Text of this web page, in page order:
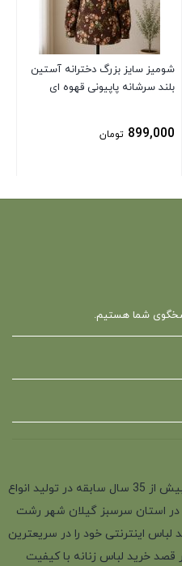
شومیز سایز بزرگ دخترانه آستین
بلند سرشانه پاپیونی قهوه ای
899,000 تومان
فروشگاه سیاکُر فروش لباس زنانه با بیش از 35 سال سابقه در تولید انواع
در استان سرسبز گیلان شهر رشت
اینترنتی خود را در سریعترین
قصد خرید لباس زنانه با کیفیت